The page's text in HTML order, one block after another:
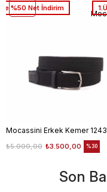
₺3.500,00
₺5.000,00 %30
%50 Net İndirim
Son